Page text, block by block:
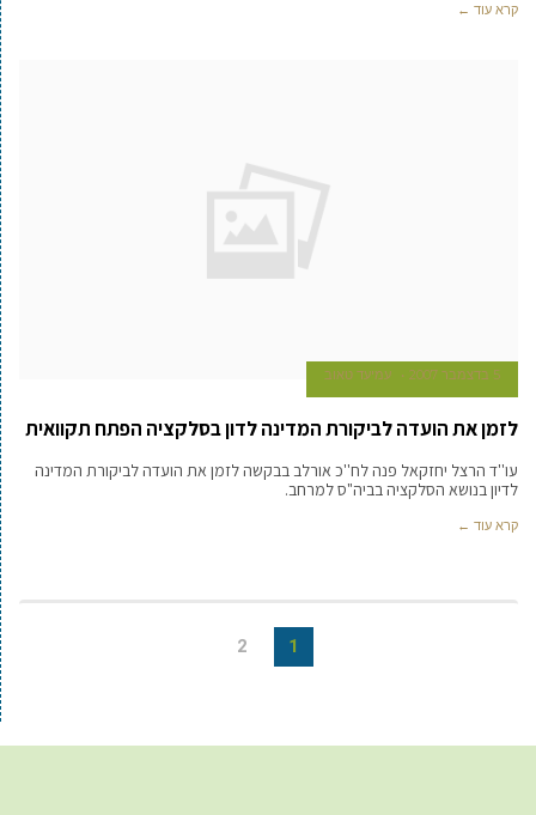
קרא עוד ←
5 בדצמבר 2007 עמיעד טאוב
לזמן את הועדה לביקורת המדינה לדון בסלקציה הפתח תקוואית
עו''ד הרצל יחזקאל פנה לח''כ אורלב בבקשה לזמן את הועדה לביקורת המדינה
לדיון בנושא הסלקציה בביה"ס למרחב.
קרא עוד ←
1
2